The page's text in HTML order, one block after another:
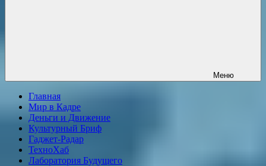
Меню
Главная
Мир в Кадре
Деньги и Движение
Культурный Бриф
Гаджет-Радар
ТехноХаб
Лаборатория Будущего